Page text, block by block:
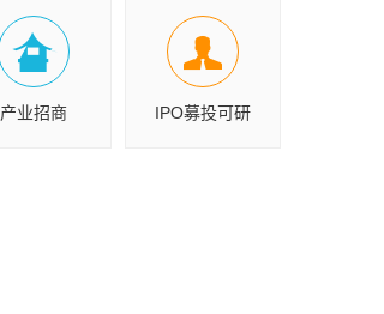
产业招商 IPO募投可研